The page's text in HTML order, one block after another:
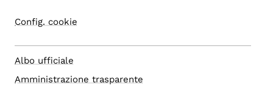
Config. cookie
Albo ufficiale
Amministrazione trasparente